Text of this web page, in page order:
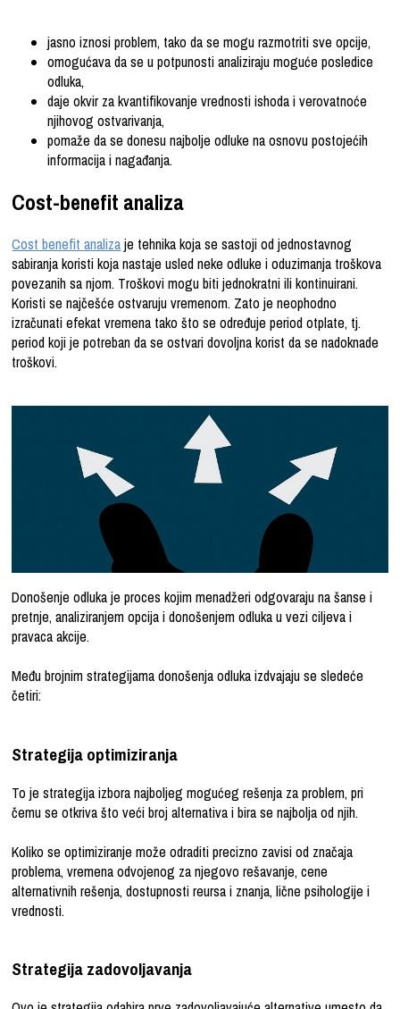
jasno iznosi problem, tako da se mogu razmotriti sve opcije,
omogućava da se u potpunosti analiziraju moguće posledice
odluka,
daje okvir za kvantifikovanje vrednosti ishoda i verovatnoće
njihovog ostvarivanja,
pomaže da se donesu najbolje odluke na osnovu postojećih
informacija i nagađanja.
Cost-benefit analiza
Cost benefit analizaje tehnika koja se sastoji od jednostavnog
sabiranja koristi koja nastaje usled neke odluke i oduzimanja troškova
povezanih sa njom. Troškovimogu biti jednokratni ili kontinuirani.
Koristi se najčešće ostvaruju vremenom. Zato je neophodno
izračunati efekat vremena tako što se određuje period otplate, tj.
period koji je potreban da se ostvari dovoljna korist da se nadoknade
troškovi.
Donošenje odluka je proces kojim menadžeri odgovaraju na šanse i
pretnje, analiziranjem opcija i donošenjem odluka u vezi ciljeva i
pravaca akcije.
Među brojnim strategijama donošenja odluka izdvajaju se sledeće
četiri:
Strategija optimiziranja
To je strategija izbora najboljeg mogućeg rešenja za problem, pri
čemu se otkriva što veći broj alternativa i bira se najbolja od njih.
Koliko se optimiziranje može odraditi precizno zavisi od značaja
problema, vremena odvojenog za njegovo rešavanje, cene
alternativnih rešenja, dostupnosti reursa i znanja, lične psihologije i
vrednosti.
Strategija zadovoljavanja